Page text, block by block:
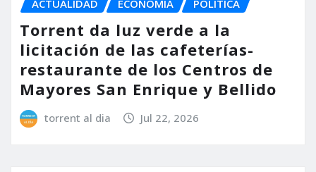
ACTUALIDAD ECONOMÍA POLÍTICA
Torrent da luz verde a la
licitación de las cafeterías-
restaurante de los Centros de
Mayores San Enrique y Bellido
torrent al dia Jul 22, 2026